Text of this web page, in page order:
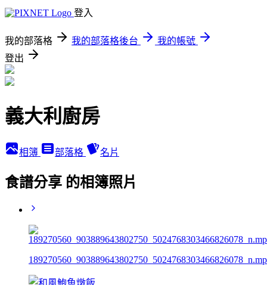
登入
我的部落格 我的部落格後台
我的帳號
登出
義大利廚房
相簿 部落格 名片
食譜分享 的相簿照片